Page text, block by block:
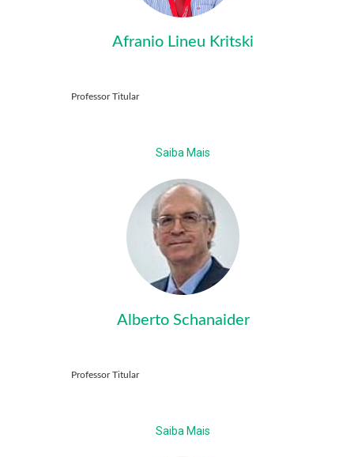
Afranio Lineu Kritski
Professor Titular
Saiba Mais
Alberto Schanaider
Professor Titular
Saiba Mais